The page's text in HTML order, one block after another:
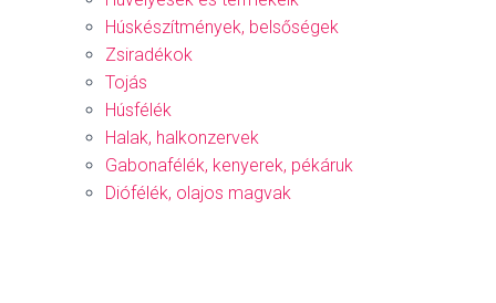
Húskészítmények, belsőségek
Zsiradékok
Tojás
Húsfélék
Halak, halkonzervek
Gabonafélék, kenyerek, pékáruk
Diófélék, olajos magvak